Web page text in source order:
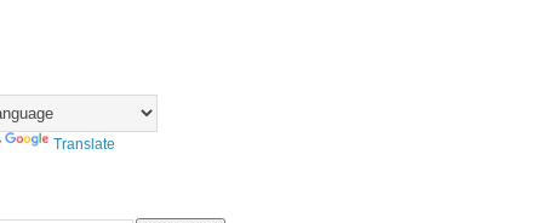
Translate